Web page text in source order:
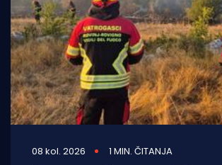
08 kol. 2026 1 MIN. ČITANJA